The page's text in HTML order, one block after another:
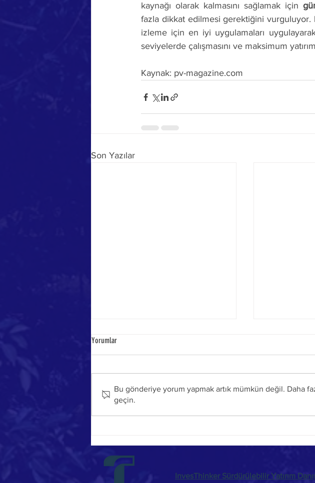
kaynağı olarak kalmasını sağlamak için
fazla dikkat edilmesi gerektiğini vurguluyor.
izleme için en iyi uygulamaları
seviyelerde çalışmasını ve maksimum
Kaynak: pv-magazine.com
Son Yazılar
Tier-1 Listesi ve Tier-1 Güneş Paneli
Güneş Enerjisi
Yorumlar
Bu gönderiye yorum yapmak artık mümkün değil. Daha
geçin.
InvesThinker Sürdürülebilir Yatırım